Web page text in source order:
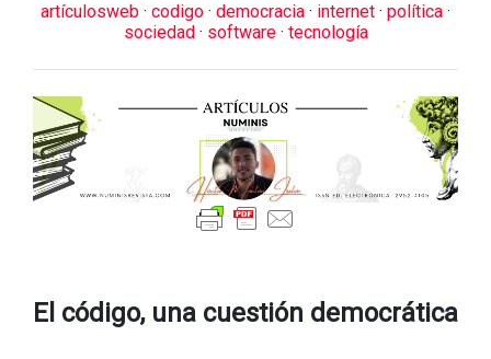
artículosweb · codigo · democracia · internet · política ·
sociedad · software · tecnología
El código, una cuestión democrática